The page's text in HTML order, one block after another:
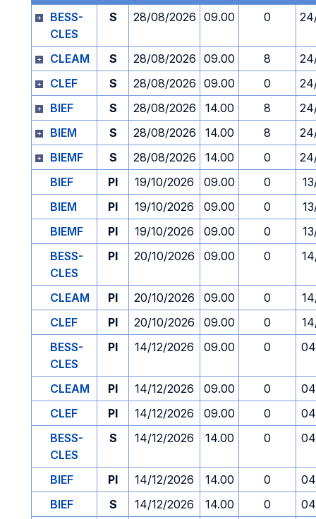
BESS-
CLES
S 28/08/2026 09.00 0
CLEAM S 28/08/2026 09.00 8
CLEF
S 28/08/2026 09.00 0
BIEF
S 28/08/2026 14.00 8
BIEM
S 28/08/2026 14.00 8
BIEMF
S 28/08/2026 14.00 0
BIEF
PI 19/10/2026 09.00 0
BIEM
PI 19/10/2026 09.00 0
BIEMF
PI 19/10/2026 09.00 0
BESS-
CLES
PI 20/10/2026 09.00 0
CLEAM PI 20/10/2026 09.00 0
CLEF
PI 20/10/2026 09.00 0
BESS-
CLES
PI 14/12/2026 09.00 0
CLEAM PI 14/12/2026 09.00 0
CLEF
PI 14/12/2026 09.00 0
BESS-
CLES
S 14/12/2026 14.00 0
BIEF PI 14/12/2026 14.00 0
BIEF
S 14/12/2026 14.00 0